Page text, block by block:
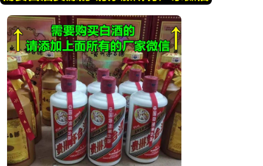
转
到
内
容